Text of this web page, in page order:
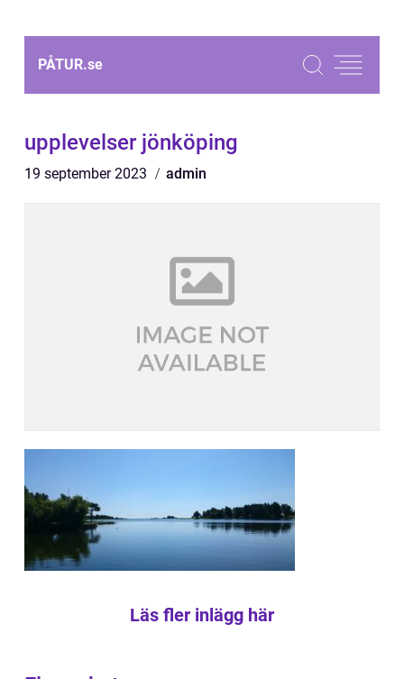
PÅTUR.se
upplevelser jönköping
19 september 2023 admin
Läs fler inlägg här